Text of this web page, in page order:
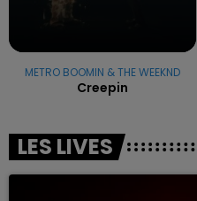
METRO BOOMIN & THE WEEKND
Creepin
LES LIVES